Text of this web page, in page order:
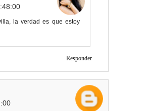
la verdad es que estoy
Responder